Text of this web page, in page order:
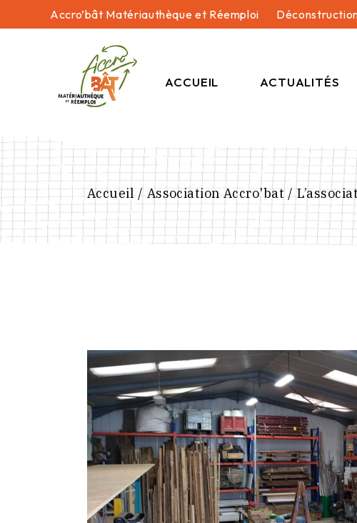
the
Accro’bât Matériauthèque et Réemploi
ACCUEIL ACTUALITÉS
Accueil Association Accro'bat